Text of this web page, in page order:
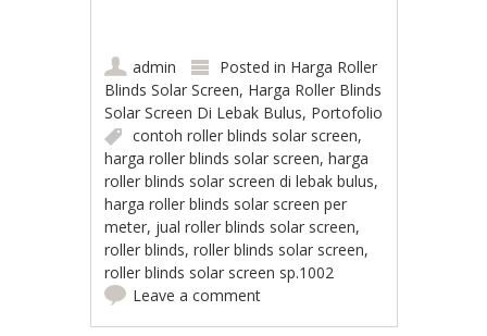
admin Posted in Harga Roller
Blinds Solar Screen, Harga Roller Blinds
Solar Screen Di Lebak Bulus, Portofolio
contoh roller blinds solar screen,
harga roller blinds solar screen,harga
roller blinds solar screen di lebak bulus,
harga roller blinds solar screen per
meter, jual roller blinds solar screen,
roller blinds,roller blinds solar screen,
roller blinds solar screen sp.1002
Leave a comment